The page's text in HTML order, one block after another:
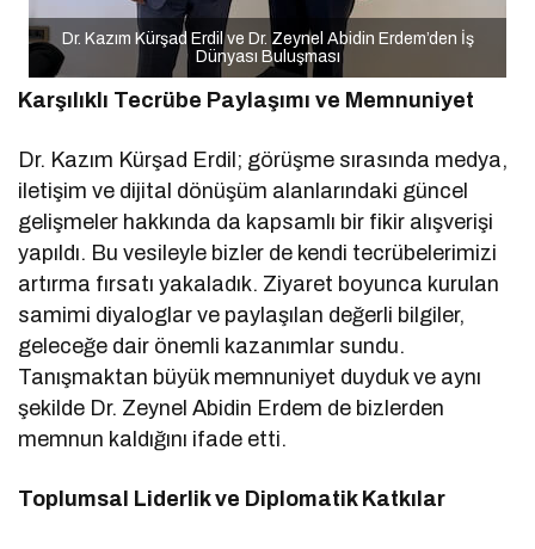
Dr. Kazım Kürşad Erdil ve Dr. Zeynel Abidin Erdem’den İş
Dünyası Buluşması
Karşılıklı Tecrübe Paylaşımı ve Memnuniyet
Dr. Kazım Kürşad Erdil; görüşme sırasında medya,
iletişim ve dijital dönüşüm alanlarındaki güncel
gelişmeler hakkında da kapsamlı bir fikir alışverişi
yapıldı. Bu vesileyle bizler de kendi tecrübelerimizi
artırma fırsatı yakaladık. Ziyaret boyunca kurulan
samimi diyaloglar ve paylaşılan değerli bilgiler,
geleceğe dair önemli kazanımlar sundu.
Tanışmaktan büyük memnuniyet duyduk ve aynı
şekilde Dr. Zeynel Abidin Erdem de bizlerden
memnun kaldığını ifade etti.
Toplumsal Liderlik ve Diplomatik Katkılar